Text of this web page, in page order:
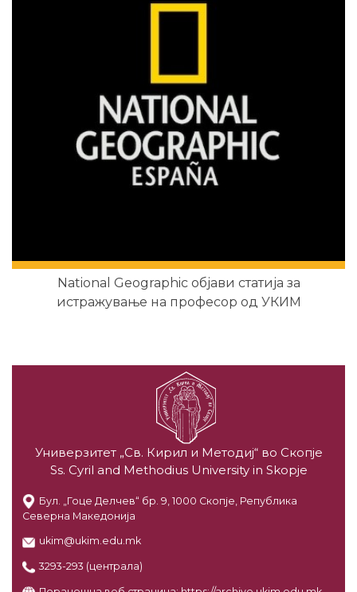
National Geographic објави статија за
истражување на професор од УКИМ
Универзитет „Св. Кирил и Методиј“ во Скопје
Ss. Cyril and Methodius University in Skopje
Бул. „Гоце Делчев“ бр. 9, 1000 Скопје, Република
Северна Македонија
ukim@ukim.edu.mk
3293-293 (централа)